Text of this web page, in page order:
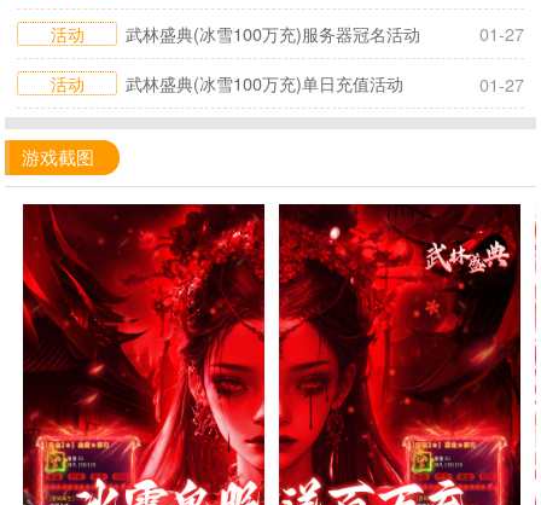
活动
武林盛典(冰雪100万充)服务器冠名活动
01-27
活动
武林盛典(冰雪100万充)单日充值活动 01-27
游戏截图